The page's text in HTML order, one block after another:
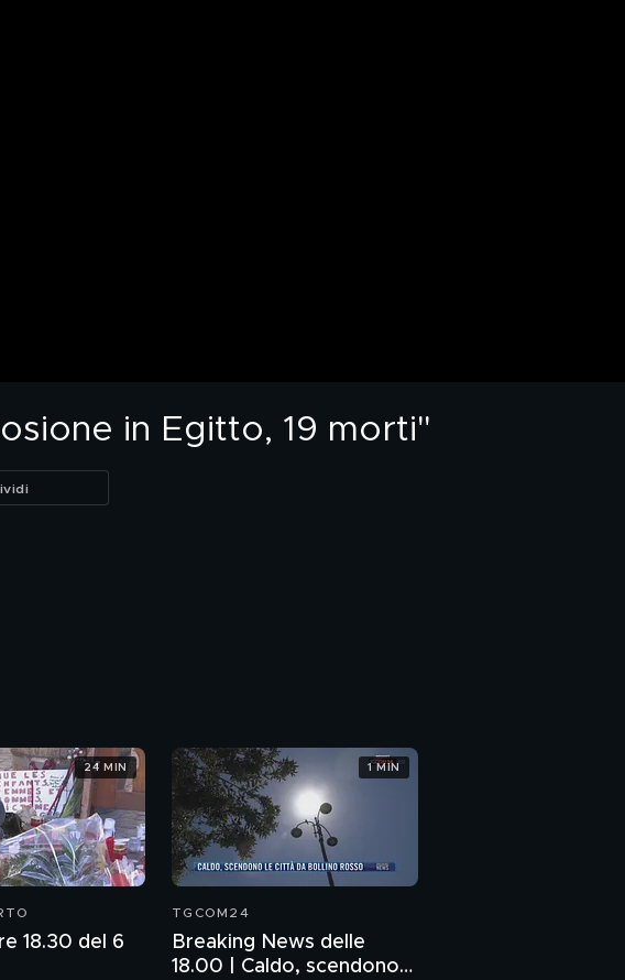
in Egitto, 19 morti"
18.30 del 6
24 MIN
TGCOM24
Breaking News delle
18.00 | Caldo, scendono
1 MIN